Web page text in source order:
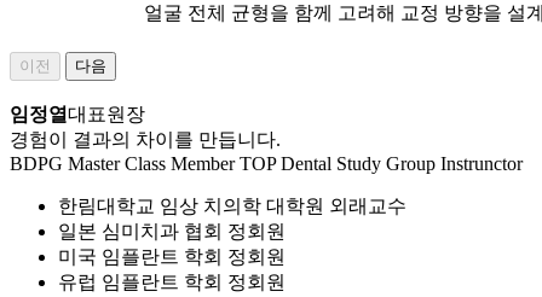
얼굴 전체 균형을 함께 고려해 교정 방향을 설
이전 다음
임정열대표원장
경험이 결과의 차이를 만듭니다.
BDPG Master Class Member TOP Dental Study Group Instrunctor
한림대학교 임상 치의학 대학원 외래교수
일본 심미치과 협회 정회원
미국 임플란트 학회 정회원
유럽 임플란트 학회 정회원